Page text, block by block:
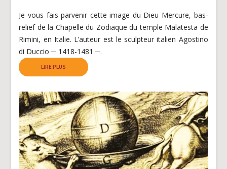
Je vous fais parvenir cette image du Dieu Mercure, bas-
relief de la Chapelle du Zodiaque du temple Malatesta de
Rimini, en Italie. L’auteur est le sculpteur italien Agostino
di Duccio ─ 1418-1481 ─.
LIRE PLUS